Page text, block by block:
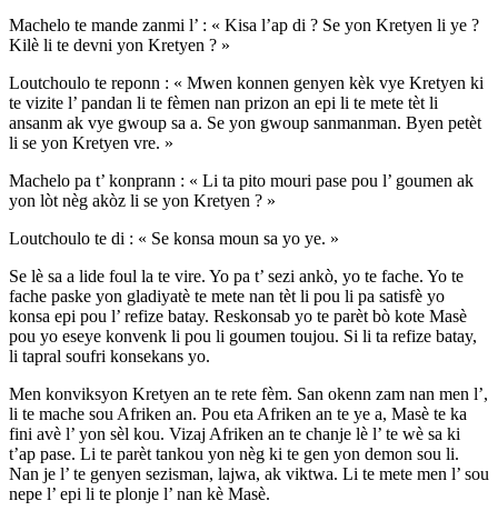
Machelo te mande zanmi l’ : « Kisa l’ap di ? Se yon Kretyen li ye ?
Kilè li te devni yon Kretyen ? »
Loutchoulo te reponn : « Mwen konnen genyen kèk vye Kretyen ki
te vizite l’ pandan li te fèmen nan prizon an epi li te mete tèt li
ansanm ak vye gwoup sa a. Se yon gwoup sanmanman. Byen petèt
li se yon Kretyen vre. »
Machelo pa t’ konprann : « Li ta pito mouri pase pou l’ goumen ak
yon lòt nèg akòz li se yon Kretyen ? »
Loutchoulo te di : « Se konsa moun sa yo ye. »
Se lè sa a lide foul la te vire. Yo pa t’ sezi ankò, yo te fache. Yo te
fache paske yon gladiyatè te mete nan tèt li pou li pa satisfè yo
konsa epi pou l’ refize batay. Reskonsab yo te parèt bò kote Masè
pou yo eseye konvenk li pou li goumen toujou. Si li ta refize batay,
li tapral soufri konsekans yo.
Men konviksyon Kretyen an te rete fèm. San okenn zam nan men l’,
li te mache sou Afriken an. Pou eta Afriken an te ye a, Masè te ka
fini avè l’ yon sèl kou. Vizaj Afriken an te chanje lè l’ te wè sa ki
t’ap pase. Li te parèt tankou yon nèg ki te gen yon demon sou li.
Nan je l’ te genyen sezisman, lajwa, ak viktwa. Li te mete men l’ sou
nepe l’ epi li te plonje l’ nan kè Masè.